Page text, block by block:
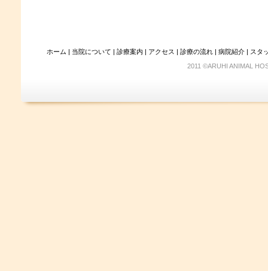
ホーム | 当院について | 診療案内 | アクセス | 診療の流れ| 病院紹介| スタ
2011 ©ARUHI ANIMAL